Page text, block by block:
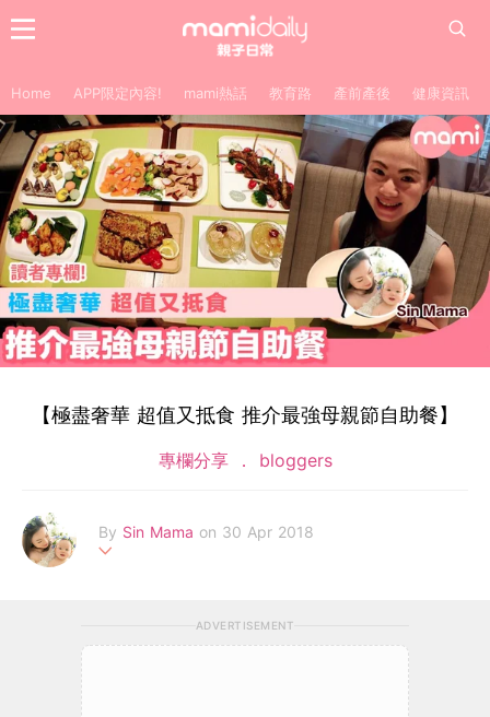
Home APP限定內容! mami熱話 教育路 產前產後 健康資訊
【極盡奢華 超值又抵食 推介最強母親節自助餐】
專欄分享 bloggers
By Sin Mama on 30 Apr 2018
水，吃喝玩樂，以日誌分享生活中一切美好回憶！了解我們更多 F
acebook Page：www.facebook.com/sinmamaftm Email：
amaftm@gmail.com
ADVERTISEMENT